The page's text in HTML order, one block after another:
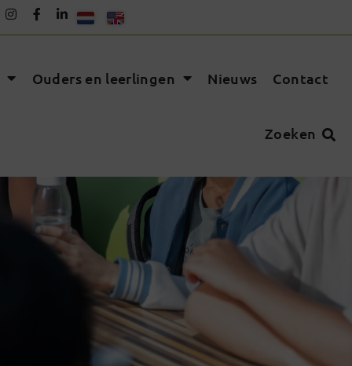
Ouders en leerlingen Nieuws Contact
Zoeken